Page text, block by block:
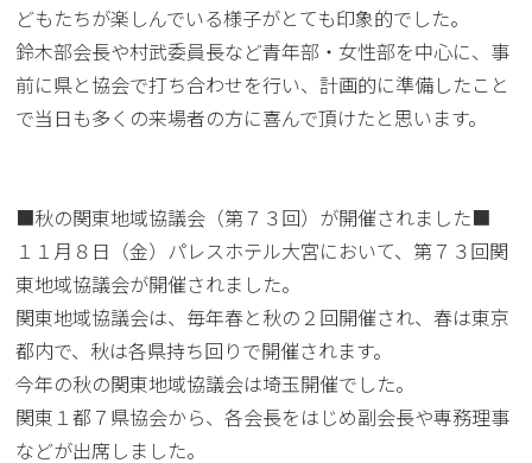
どもたちが楽しんでいる様子がとても印象的でした。
鈴木部会長や村武委員長など青年部・女性部を中心に、事
前に県と協会で打ち合わせを行い、計画的に準備したこと
で当日も多くの来場者の方に喜んで頂けたと思います。
■秋の関東地域協議会（第７３回）が開催されました■
１１月８日（金）パレスホテル大宮において、第７３回関
東地域協議会が開催されました。
関東地域協議会は、毎年春と秋の２回開催され、春は東京
都内で、秋は各県持ち回りで開催されます。
今年の秋の関東地域協議会は埼玉開催でした。
関東１都７県協会から、各会長をはじめ副会長や専務理事
などが出席しました。